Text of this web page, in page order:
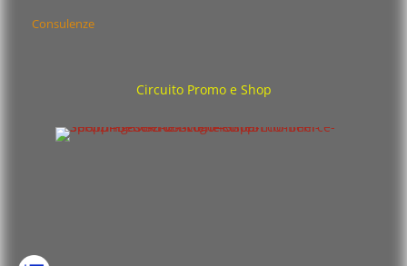
Consulenze
Circuito Promo e Shop